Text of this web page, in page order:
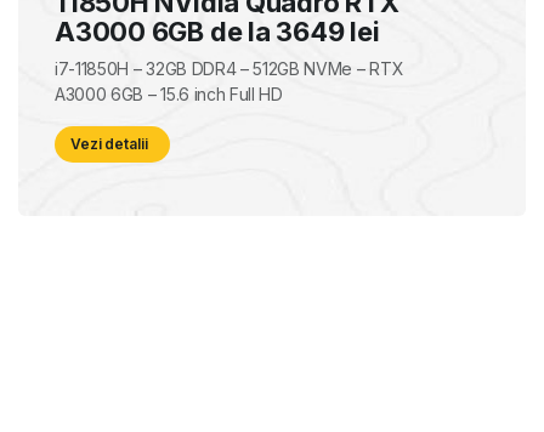
A3000 6GB de la 3649 lei
i7-11850H – 32GB DDR4 – 512GB NVMe – RTX
A3000 6GB – 15.6 inch Full HD
Vezi detalii